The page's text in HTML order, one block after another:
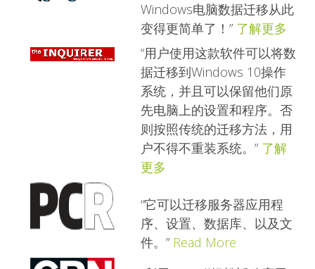
Windows电脑数据迁移从此
变得更简单了！” 了解更多
“用户使用这款软件可以将数
据迁移到Windows 10操作
系统，并且可以保留他们原
先电脑上的设置和程序。否
则按照传统的迁移方法，用
户不得不重装系统。” 了解
更多
“它可以迁移服务器应用程
序、设置、数据库、以及文
件。” Read More